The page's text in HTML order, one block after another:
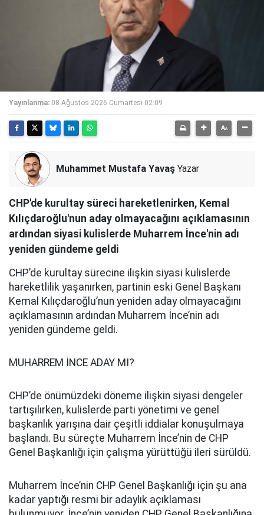
Yayınlanma: 08 Ağustos 2026 Cumartesi 02:09
Muhammet Mustafa Yavaş Yazar
CHP'de kurultay süreci hareketlenirken, Kemal
Kılıçdaroğlu'nun aday olmayacağını açıklamasının
ardından siyasi kulislerde Muharrem İnce'nin adı
yeniden gündeme geldi
CHP’de kurultay sürecine ilişkin siyasi kulislerde
hareketlilik yaşanırken, partinin eski Genel Başkanı
Kemal Kılıçdaroğlu’nun yeniden aday olmayacağını
açıklamasının ardından Muharrem İnce’nin adı
yeniden gündeme geldi.
MUHARREM İNCE ADAY MI?
CHP’de önümüzdeki döneme ilişkin siyasi dengeler
tartışılırken, kulislerde parti yönetimi ve genel
başkanlık yarışına dair çeşitli iddialar konuşulmaya
başlandı. Bu süreçte Muharrem İnce’nin de CHP
Genel Başkanlığı için çalışma yürüttüğü ileri sürüldü.
Muharrem İnce’nin CHP Genel Başkanlığı için şu ana
kadar yaptığı resmi bir adaylık açıklaması